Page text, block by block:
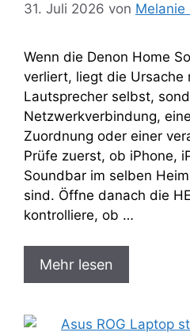
31. Juli 2026 von Melanie
Wenn die Denon Home
verliert, liegt die Ursache
Lautsprecher selbst,
Netzwerkverbindung,
Zuordnung oder einer
Prüfe zuerst, ob iPhone,
Soundbar im selben
sind. Öffne danach die
kontrolliere, ob …
Mehr lesen